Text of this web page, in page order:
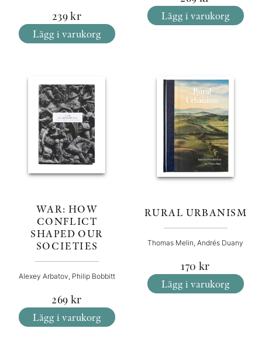
239kr
Lägg i varukorg
Lägg i varukorg
WAR: HOW
CONFLICT
SHAPED OUR
SOCIETIES
Alexey Arbatov, Philip Bobbitt
269 kr
Lägg i varukorg
RURAL URBANISM
Thomas Melin, Andrés Duany
170 kr
Lägg i varukorg